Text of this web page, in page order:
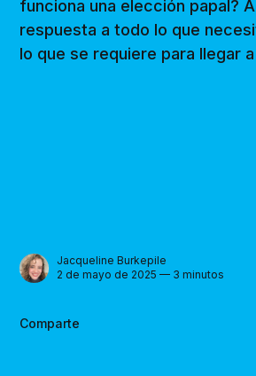
funciona una elección papal?
respuesta a todo lo que
lo que se requiere para llegar
Jacqueline Burkepile
2 de mayo de 2025 — 3 minutos
Comparte